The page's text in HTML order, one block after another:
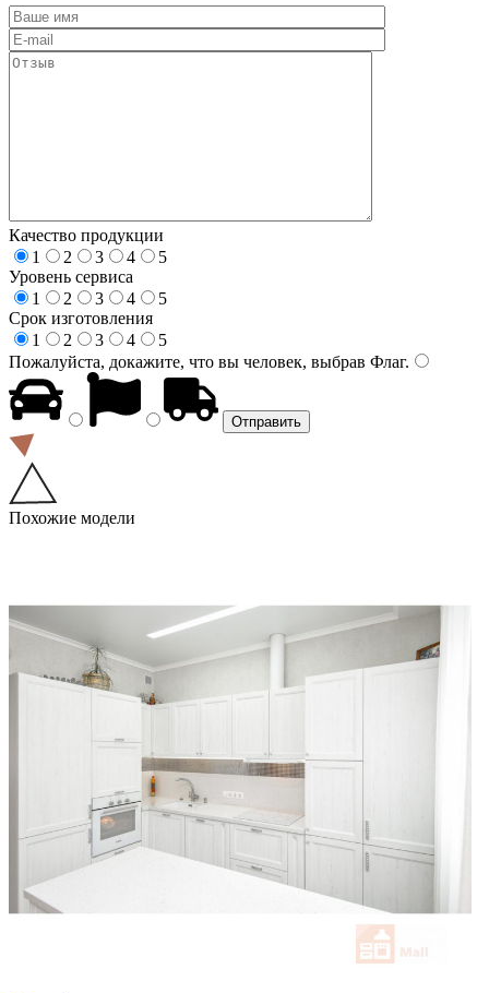
Качество продукции
1
2 3 4
5
Уровень сервиса
1
2 3 4
5
Срок изготовления
1
2 3 4
5
Пожалуйста, докажите, что вы человек, выбрав Флаг.
Похожие модели